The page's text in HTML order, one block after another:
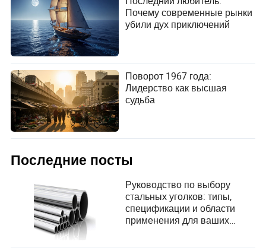
Почему современные рынки
убили дух приключений
Поворот 1967 года:
Лидерство как высшая
судьба
Последние посты
Руководство по выбору
стальных уголков: типы,
спецификации и области
применения для ваших